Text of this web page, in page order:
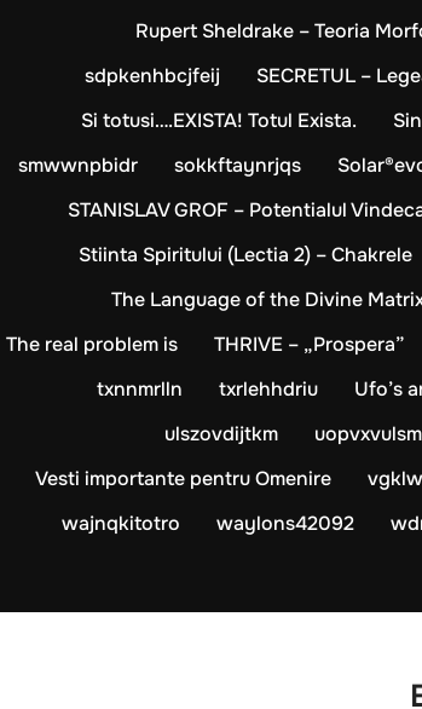
Rupert Sheldrake – Teoria
sdpkenhbcjfeij
SECRETUL –
Si totusi….EXISTA! Totul Exista.
smwwnpbidr
sokkftaynrjqs
STANISLAV GROF – Potentialul
Stiinta Spiritului (Lectia 2) – Chakrele
The Language of the Divine
The real problem is
THRIVE – „Prospera”
txnnmrlln
txrlehhdriu Ufo’s
ulszovdijtkm
Vesti importante pentru Omenire
wajnqkitotro
waylons42092